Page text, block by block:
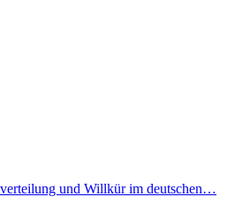
und Willkür im deutschen…